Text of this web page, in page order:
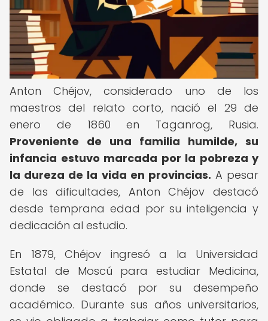
Anton Chéjov, considerado uno de los
maestros del relato corto, nació el 29 de
enero de 1860 en Taganrog, Rusia.
Proveniente de una familia humilde, su
infancia estuvo marcada por la pobreza y
la dureza de la vida en provincias. A pesar
de las dificultades, Anton Chéjov destacó
desde temprana edad por su inteligencia y
dedicación al estudio.
En 1879, Chéjov ingresó a la Universidad
Estatal de Moscú para estudiar Medicina,
donde se destacó por su desempeño
académico. Durante sus años universitarios,